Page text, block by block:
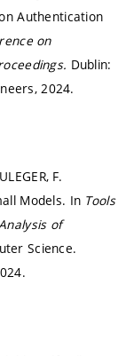
Authentication
on
Dublin:
2024.
F.
Models. In Tools
of
Science.